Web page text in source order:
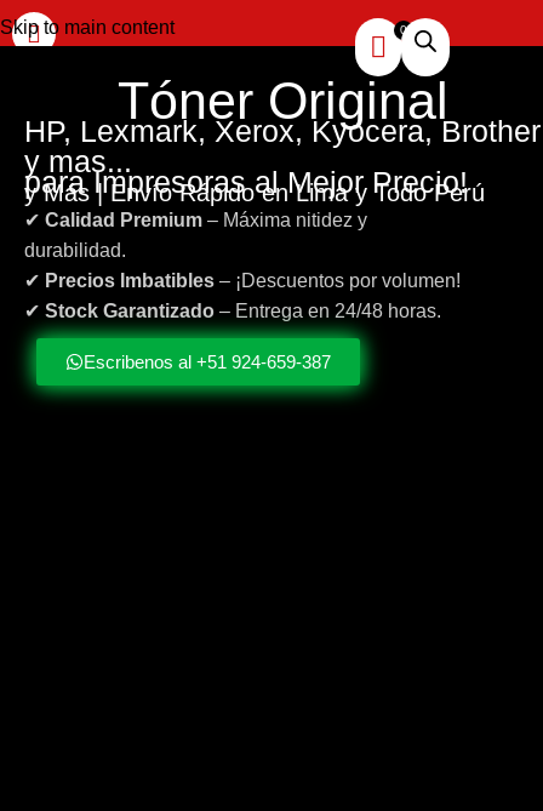
Skip to main content
Tóner Original
HP, Lexmark, Xerox, Kyocera, Brother
y mas...
para Impresoras al Mejor Precio!
y Más | Envío Rápido en Lima y Todo Perú
✔ Calidad Premium – Máxima nitidez y
durabilidad.
✔ Precios Imbatibles – ¡Descuentos por volumen!
✔ Stock Garantizado – Entrega en 24/48 horas.
Escribenos al +51 924-659-387